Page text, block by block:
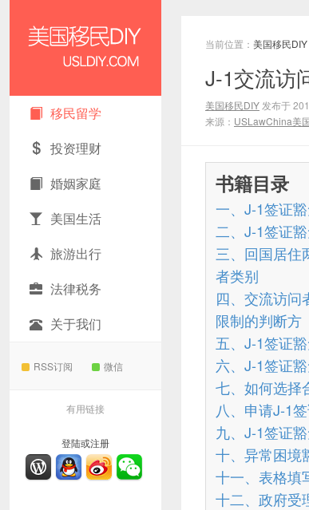
美国移民DIY移民留学
投资理财
婚姻家庭
美国生活
旅游出行
法律税务
关于我们
RSS订阅 微信
有用链接
登陆或注册
当前位置： 美国移民DIY
J-1交流访
美国移民DIY 发布于
来源： USLawChina美
书籍目录
一、J-1签证
二、J-1签证
三、回国居住
者类别
四、交流访问
限制的判断方
五、J-1签证
六、J-1签证
七、如何选择
八、申请J-1
九、J-1签证
十、异常困境
十一、表格填
十二、政府受